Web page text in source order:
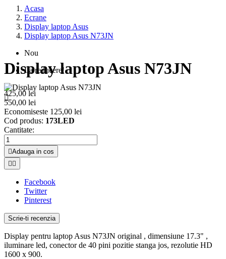
Acasa
Ecrane
Display laptop Asus
Display laptop Asus N73JN
Nou
La reducere!

Display laptop Asus N73JN
425,00 lei
550,00 lei
Economiseste 125,00 lei
Cod produs: 173LED
Cantitate:
Adauga in cos
 
Facebook
Twitter
Pinterest
Scrie-ti recenzia
Display pentru laptop Asus N73JN original , dimensiune 17.3" ,
iluminare led, conector de 40 pini pozitie stanga jos, rezolutie HD
1600 x 900.